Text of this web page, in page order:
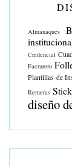
Almanaques
Credencial
Facturero
Plantillas de
Remeras
diseño